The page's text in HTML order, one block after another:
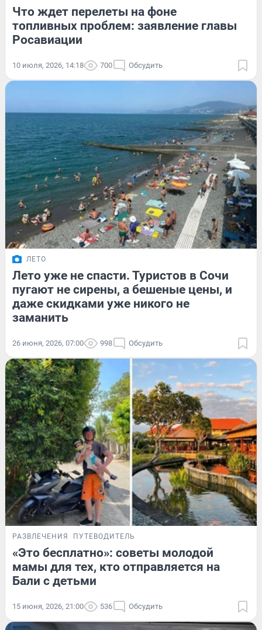
Что ждет перелеты на фоне
топливных проблем: заявление главы
Росавиации
10 июля, 2026, 14:18 700 Обсудить
ЛЕТО
Лето уже не спасти. Туристов в Сочи
пугают не сирены, а бешеные цены, и
даже скидками уже никого не
заманить
26 июня, 2026, 07:00 998 Обсудить
РАЗВЛЕЧЕНИЯ ПУТЕВОДИТЕЛЬ
«Это бесплатно»: советы молодой
мамы для тех, кто отправляется на
Бали с детьми
15 июня, 2026, 21:00 536 Обсудить